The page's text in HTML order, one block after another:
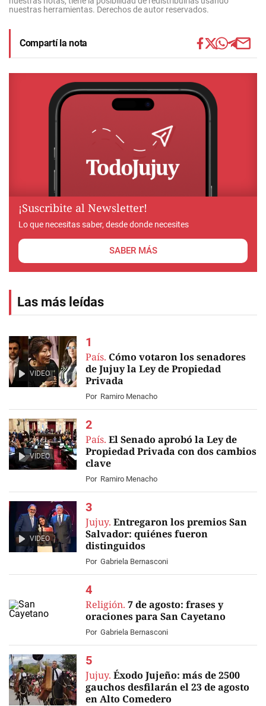
nuestras herramientas. Derechos de autor reservados.
Compartí la nota
¡Suscribite al Newsletter!
Lo que necesitas saber, desde donde necesites
SABER MÁS
Las más leídas
VIDEO
País. Cómo votaron los senadores
de Jujuy la Ley de Propiedad
Privada
Por Ramiro Menacho
VIDEO
País. El Senado aprobó la Ley de
Propiedad Privada con dos cambios
clave
Por Ramiro Menacho
VIDEO
Jujuy. Entregaron los premios San
Salvador: quiénes fueron
distinguidos
Por Gabriela Bernasconi
Religión. 7 de agosto: frases y
oraciones para San Cayetano
Por Gabriela Bernasconi
Jujuy. Éxodo Jujeño: más de 2500
gauchos desfilarán el 23 de agosto
en Alto Comedero